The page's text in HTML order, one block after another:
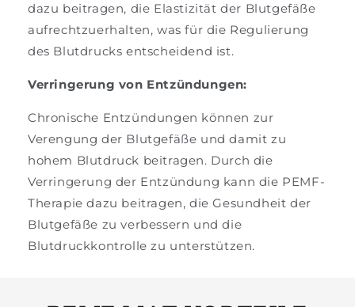
dazu beitragen, die Elastizität der Blutgefäße
aufrechtzuerhalten, was für die Regulierung
des Blutdrucks entscheidend ist.
Verringerung von Entzündungen:
Chronische Entzündungen können zur
Verengung der Blutgefäße und damit zu
hohem Blutdruck beitragen. Durch die
Verringerung der Entzündung kann die PEMF-
Therapie dazu beitragen, die Gesundheit der
Blutgefäße zu verbessern und die
Blutdruckkontrolle zu unterstützen.